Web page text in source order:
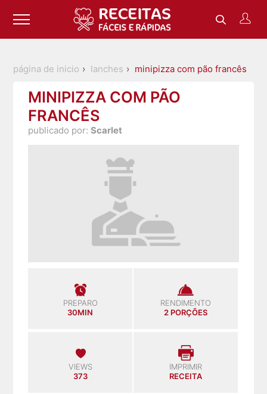
página de inicio lanches minipizza com pão francês
MINIPIZZA COM PÃO
FRANCÊS
publicado por: Scarlet
PREPARO
30MIN
RENDIMENTO
2 PORÇÕES
VIEWS
373
IMPRIMIR
RECEITA